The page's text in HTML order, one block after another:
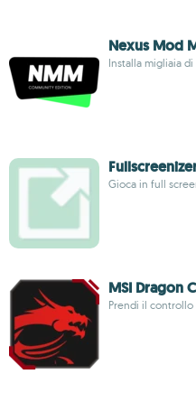
Nexus Mod
Installa migliaia
Gioca in full
MSI Dragon
Prendi il